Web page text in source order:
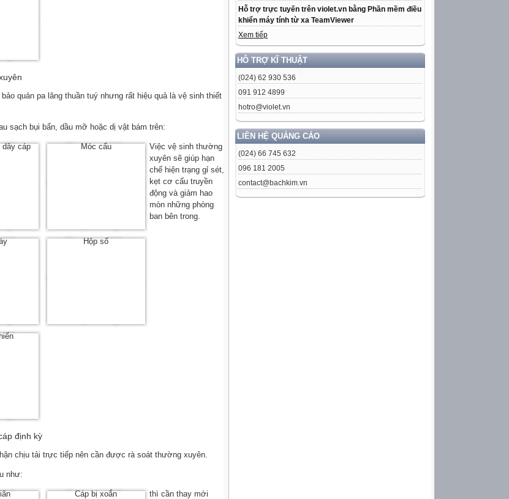
Hỗ trợ trực tuyến trên violet.vn bằng Phần mềm điều
khiển máy tính từ xa TeamViewer
Xem tiếp
HỖ TRỢ KĨ THUẬT
(024) 62 930 536
091 912 4899
hotro@violet.vn
LIÊN HỆ QUẢNG CÁO
(024) 66 745 632
096 181 2005
contact@bachkim.vn
quản pa lăng thuần tuý nhưng rất hiệu quả là vệ sinh thiết
sạch bụi bẩn, dầu mỡ hoặc dị vật bám trên:
cáp Móc cẩu
Hộp số
Việc vệ sinh thường
xuyên sẽ giúp hạn
chế hiện trạng gỉ sét,
kẹt cơ cấu truyền
động và giảm hao
mòn những phòng
ban bên trong.
định kỳ
chịu tải trực tiếp nên cần được rà soát thường xuyên.
như:
Cáp bị xoắn
thì cần thay mới